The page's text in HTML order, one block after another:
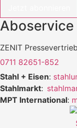
Aboservice
ZENIT
0711 82651-852
Stahl + Eisen:
Stahlmarkt:
MPT International: